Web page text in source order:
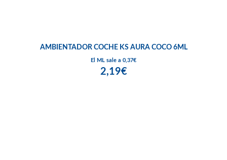
AMBIENTADOR COCHE KS AURA COCO 6ML
El ML sale a 0,37€
2,19€